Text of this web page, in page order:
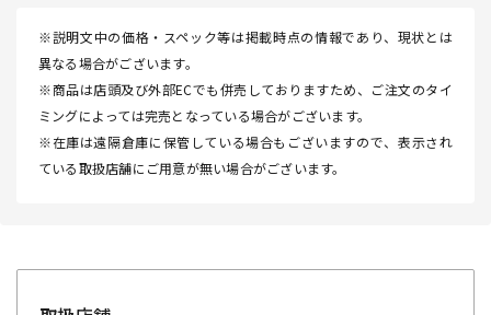
※説明文中の価格・スペック等は掲載時点の情報であり、現状とは
異なる場合がございます。
※商品は店頭及び外部ECでも併売しておりますため、ご注文のタイ
ミングによっては完売となっている場合がございます。
※在庫は遠隔倉庫に保管している場合もございますので、表示され
ている取扱店舗にご用意が無い場合がございます。